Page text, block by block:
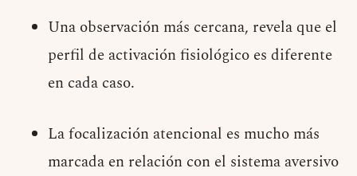
Una observación más cercana, revela que el
perfil de activación fisiológico es diferente
en cada caso.
La focalización atencional es mucho más
marcada en relación con el sistema aversivo